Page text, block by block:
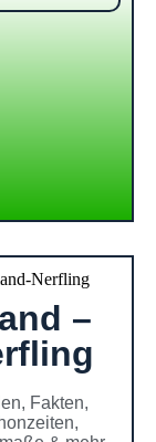
–
Fakten,